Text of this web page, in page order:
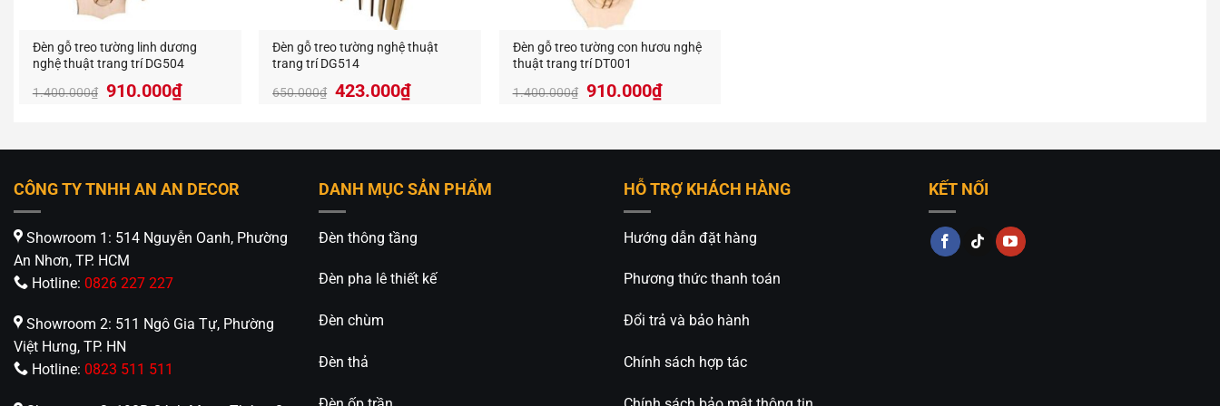
Đèn gỗ treo tường linh dương
nghệ thuật trang trí DG504
1.400.000₫ Giá
1.400.000₫.
910.000₫Giá
hiện
là:
Đèn gỗ treo tường nghệ thuật
trang trí DG514
650.000₫ Giá
650.000₫.
423.000₫Giá
là:
Đèn gỗ treo tường con hươu nghệ
thuật trang trí DT001
1.400.000₫ Giá
1.400.000₫.
910.000₫Giá
hiện
là:
CÔNG TY TNHH AN AN DECOR
Showroom 1: 514 Nguyễn Oanh, Phường
An Nhơn, TP. HCM
Hotline: 0826 227 227
Showroom 2: 511 Ngô Gia Tự, Phường
Việt Hưng, TP. HN
Hotline: 0823 511 511
DANH MỤC SẢN PHẨM
Đèn thông tầng
Đèn pha lê thiết kế
Đèn chùm
Đèn thả
HỖ TRỢ KHÁCH HÀNG
Hướng dẫn đặt hàng
Phương thức thanh toán
Đổi trả và bảo hành
Chính sách hợp tác
KẾT NỐI